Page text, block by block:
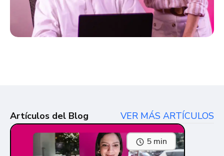
Artículos del Blog VER MÁS ARTÍCULOS
5 min